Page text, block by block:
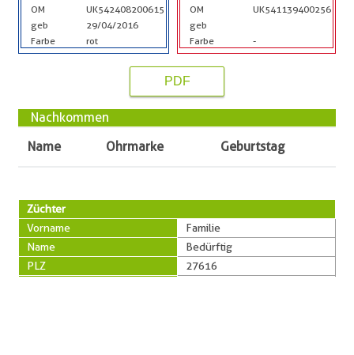
OM
UK542408200615
geb
29/04/2016
Farbe
rot
OM
UK541139400256
geb
Farbe
-
PDF
Nachkommen
Name
Ohrmarke Geburtstag
Züchter
Vorname
Familie
Name
Bedürftig
PLZ
27616